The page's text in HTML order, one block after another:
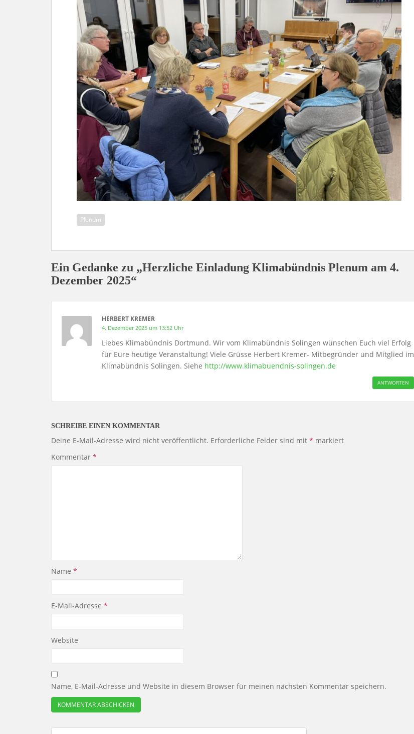
Plenum
Ein Gedanke zu „Herzliche Einladung Klimabündnis Plenum am 4.
Dezember 2025“
HERBERT KREMER
4. Dezember 2025 um 13:52 Uhr
Liebes Klimabündnis Dortmund. Wir vom Klimabündnis Solingen wünschen Euch viel Erfolg
für Eure heutige Veranstaltung! Viele Grüsse Herbert Kremer- Mitbegründer und Mitglied im
Klimabündnis Solingen. Siehe http://www.klimabuendnis-solingen.de
ANTWORTEN
SCHREIBE EINEN KOMMENTAR
Deine E-Mail-Adresse wird nicht veröffentlicht. Erforderliche Felder sind mit * markiert
Kommentar *
Name *
E-Mail-Adresse *
Website
Name, E-Mail-Adresse und Website in diesem Browser für meinen nächsten Kommentar speichern.